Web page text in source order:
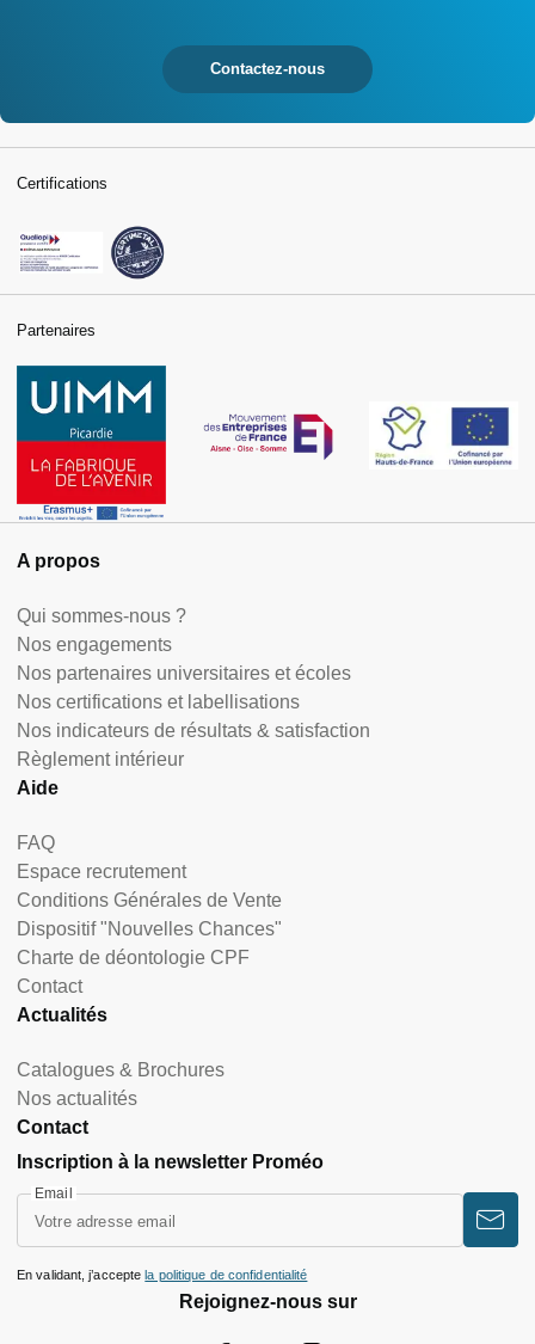
Contactez-nous
A propos
Qui sommes-nous ?
Nos engagements
Nos partenaires universitaires et écoles
Nos certifications et labellisations
Nos indicateurs de résultats & satisfaction
Règlement intérieur
Aide
FAQ
Espace recrutement
Conditions Générales de Vente
Dispositif "Nouvelles Chances"
Charte de déontologie CPF
Contact
Actualités
Catalogues & Brochures
Nos actualités
Contact
Rejoignez-nous sur
Inscription à la newsletter Proméo
Email
En validant, j’accepte la politique de confidentialité
Certifications
Partenaires